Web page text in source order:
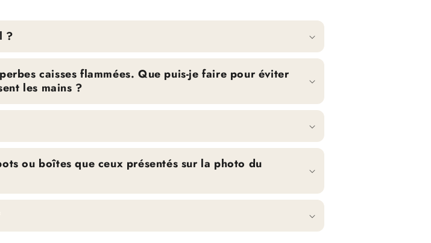
?
caisses flammées. Que puis-je faire pour éviter
les mains ?
ou boîtes que ceux présentés sur la photo du